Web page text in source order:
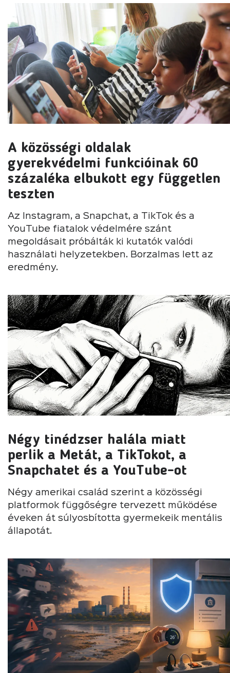
A közösségi oldalak
gyerekvédelmi funkcióinak 60
százaléka elbukott egy független
teszten
Az Instagram, a Snapchat, a TikTok és a
YouTube fiatalok védelmére szánt
megoldásait próbálták ki kutatók valódi
használati helyzetekben. Borzalmas lett az
eredmény.
Négy tinédzser halála miatt
perlik a Metát, a TikTokot, a
Snapchatet és a YouTube-ot
Négy amerikai család szerint a közösségi
platformok függőségre tervezett működése
éveken át súlyosbította gyermekeik mentális
állapotát.